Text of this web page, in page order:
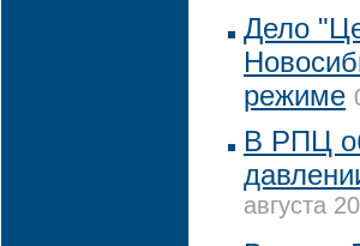
Дело
режиме
В РПЦ
августа